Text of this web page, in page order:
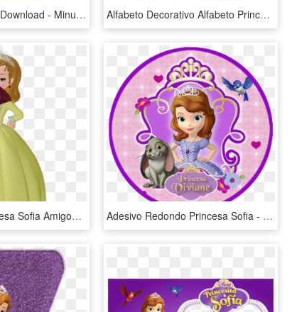
Minus Sofia , Png Download - Minus Sofia, Transparent Png Alfabeto Decorativo Alfabeto Princesa Sofia 4 Png - Sofia The First, Transparent Png
Transparent Princesa Sofia Amigos Png - Sofia The First Characters Amber, Png Download Adesivo Redondo Princesa Sofia - Birthday Sofia The First, HD Png Download